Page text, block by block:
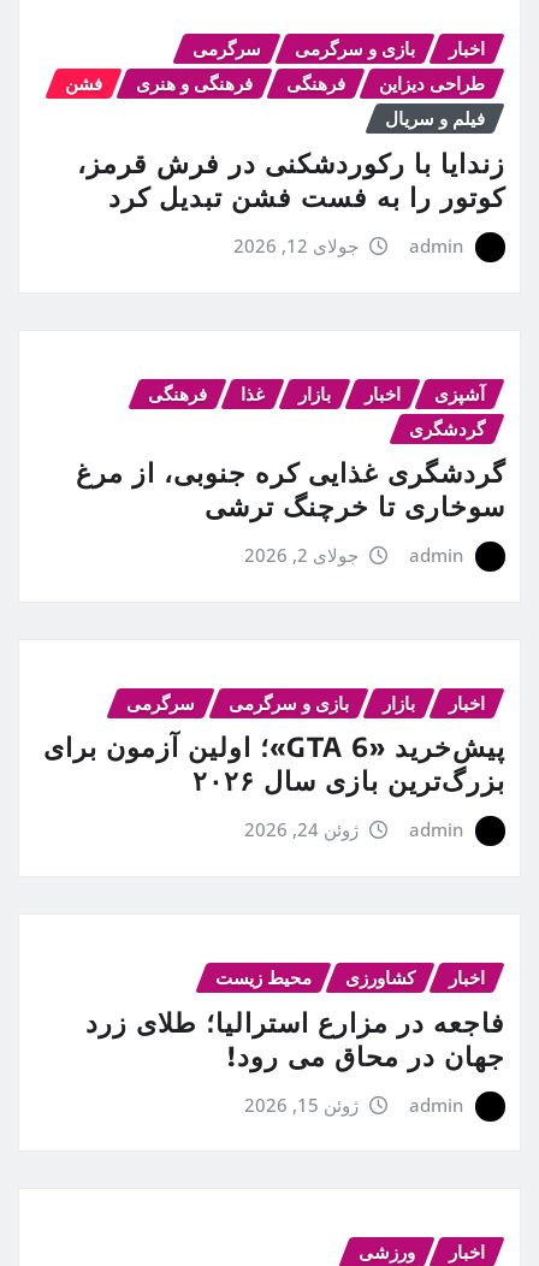
اخبار بازی و سرگرمی
سرگرمی
طراحی دیزاین
فرهنگی فرهنگی و هنری
فشن
فیلم و سریال
زندایا با رکوردشکنی در فرش قرمز،
کوتور را به فست فشن تبدیل کرد
admin جولای 12, 2026
آشپزی اخبار بازار غذا
فرهنگی
گردشگری
گردشگری غذایی کره جنوبی، از مرغ
سوخاری تا خرچنگ ترشی
admin جولای 2, 2026
اخبار بازار بازی و سرگرمی سرگرمی
پیش‌خرید «GTA 6»؛ اولین آزمون برای
بزرگ‌ترین بازی سال ۲۰۲۶
admin ژوئن 24, 2026
اخبار کشاورزی محیط زیست
فاجعه در مزارع استرالیا؛ طلای زرد
جهان در محاق می رود!
admin ژوئن 15, 2026
اخبار ورزشی